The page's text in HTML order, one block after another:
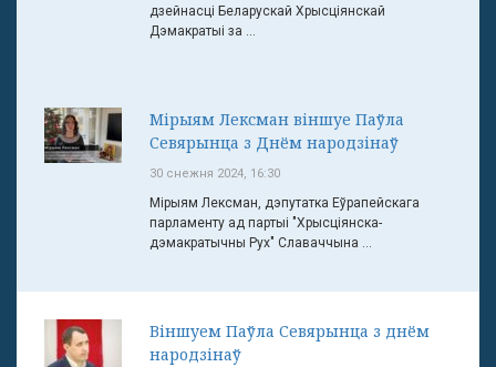
дзейнасці Беларускай Хрысціянскай
Дэмакратыі за ...
Мірыям Лексман віншуе Паўла
Севярынца з Днём народзінаў
30 снежня 2024, 16:30
Мірыям Лексман, дэпутатка Еўрапейскага
парламенту ад партыі "Хрысціянска-
дэмакратычны Рух" Славаччына ...
Віншуем Паўла Севярынца з днём
народзінаў